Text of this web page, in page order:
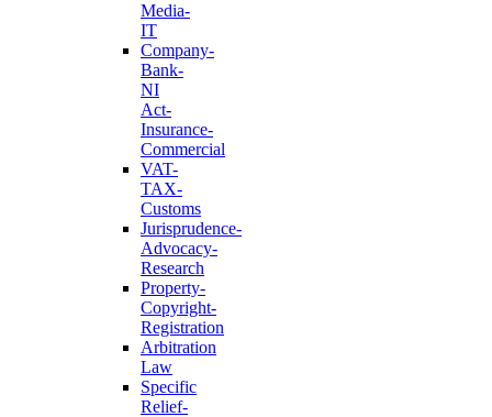
Media-
IT
Company-
Bank-
NI
Act-
Insurance-
Commercial
VAT-
TAX-
Customs
Jurisprudence-
Advocacy-
Research
Property-
Copyright-
Registration
Arbitration
Law
Specific
Relief-